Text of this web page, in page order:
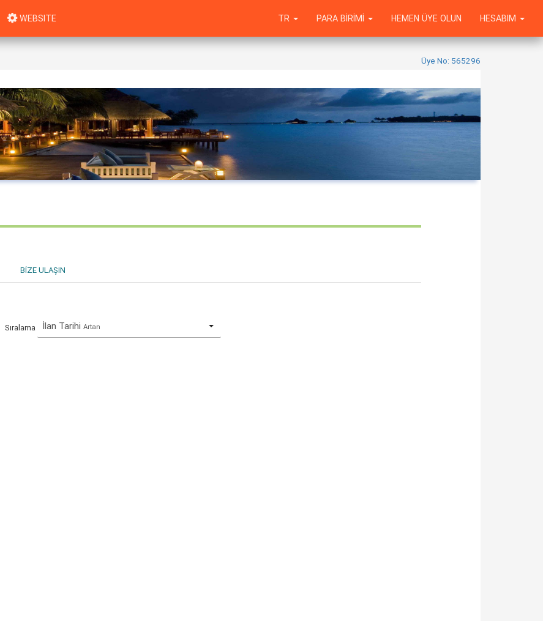
WEBSITE HESABIM
HEMEN ÜYE OLUN
PARA BIRIMI
TR
Üye No: 565296
BIZE ULAŞIN
Sıralama İlan Tarihi Artan